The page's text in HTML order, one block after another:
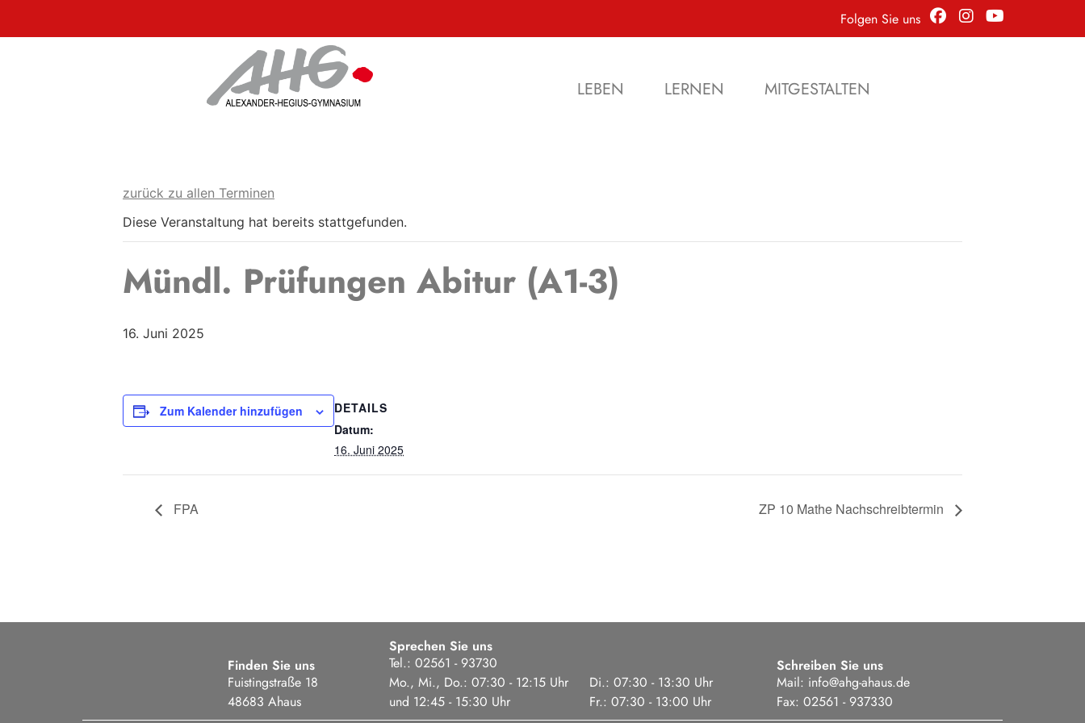
Folgen Sie uns
LEBEN LERNEN MITGESTALTEN
zurück zu allen Terminen
Diese Veranstaltung hat bereits stattgefunden.
Mündl. Prüfungen Abitur (A1-3)
16. Juni 2025
Zum Kalender hinzufügen
DETAILS
Datum:
16. Juni 2025
FPA ZP 10 Mathe Nachschreibtermin
Finden Sie uns
Fuistingstraße 18
48683 Ahaus
Sprechen Sie uns
Tel.: 02561 - 93730
Mo., Mi., Do.: 07:30 - 12:15 Uhr
und 12:45 - 15:30 Uhr
Di.: 07:30 - 13:30 Uhr
Fr.: 07:30 - 13:00 Uhr
Schreiben Sie uns
Mail: info@ahg-ahaus.de
Fax: 02561 - 937330